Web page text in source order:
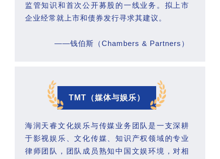
监管知识和首次公开募股的一线业务。拟上市
企业经常就上市和债券发行寻求其建议。
——钱伯斯（Chambers & Partners）
TMT（媒体与娱乐）
海润天睿文化娱乐与传媒业务团队是一支深耕
于影视娱乐、文化传媒、知识产权领域的专业
律师团队，团队成员熟知中国文娱环境，对相